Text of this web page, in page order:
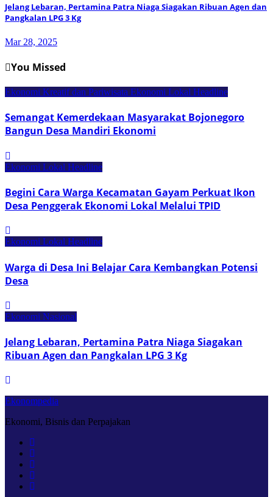
Jelang Lebaran, Pertamina Patra Niaga Siagakan Ribuan Agen dan
Pangkalan LPG 3 Kg
Mar 28, 2025
You Missed
Ekonomi Kreatif dan Pariwisata Ekonomi Lokal Headline
Semangat Kemerdekaan Masyarakat Bojonegoro
Bangun Desa Mandiri Ekonomi
Ekonomi Lokal Headline
Begini Cara Warga Kecamatan Gayam Perkuat Ikon
Desa Penggerak Ekonomi Lokal Melalui TPID
Ekonomi Lokal Headline
Warga di Desa Ini Belajar Cara Kembangkan Potensi
Desa
Ekonomi Nasional
Jelang Lebaran, Pertamina Patra Niaga Siagakan
Ribuan Agen dan Pangkalan LPG 3 Kg
Ekonompedia
Ekonomi, Bisnis dan Perpajakan